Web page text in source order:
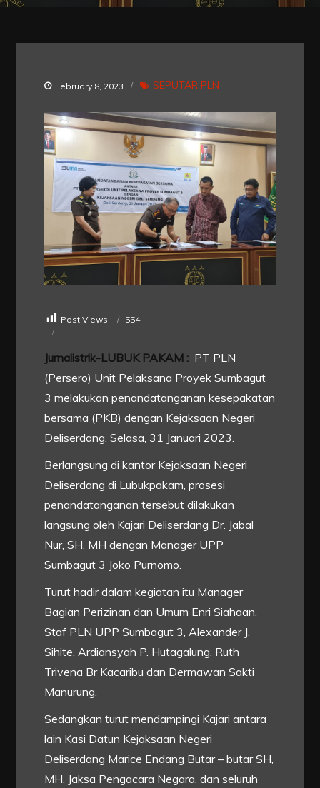
February 8, 2023 SEPUTAR PLN
Post Views: 554
Jurnalistrik-LUBUK PAKAM : PT PLN
(Persero) Unit Pelaksana Proyek Sumbagut
3 melakukan penandatanganan kesepakatan
bersama (PKB) dengan Kejaksaan Negeri
Deliserdang, Selasa, 31 Januari 2023.
Berlangsung di kantor Kejaksaan Negeri
Deliserdang di Lubukpakam, prosesi
penandatanganan tersebut dilakukan
langsung oleh Kajari Deliserdang Dr. Jabal
Nur, SH, MH dengan Manager UPP
Sumbagut 3 Joko Purnomo.
Turut hadir dalam kegiatan itu Manager
Bagian Perizinan dan Umum Enri Siahaan,
Staf PLN UPP Sumbagut 3, Alexander J.
Sihite, Ardiansyah P. Hutagalung, Ruth
Trivena Br Kacaribu dan Dermawan Sakti
Manurung.
Sedangkan turut mendampingi Kajari antara
lain Kasi Datun Kejaksaan Negeri
Deliserdang Marice Endang Butar – butar SH,
MH, Jaksa Pengacara Negara, dan seluruh